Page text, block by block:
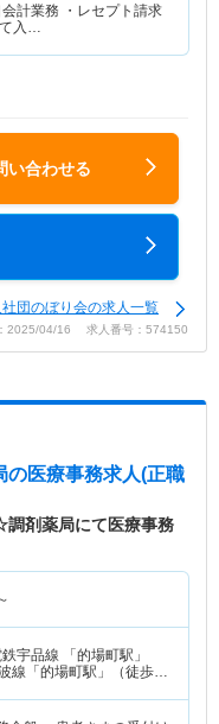
計業務 ・レセプト請求
て入…
い合わせる
社団のぼり会の求人一覧
2025/04/16 求人番号：574150
の医療事務求人(正職
調剤薬局にて医療事務
宇品線 「的場町駅」
線「的場町駅」（徒歩